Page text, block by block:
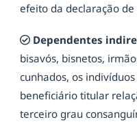
efeito da declaração
Dependentes
bisavós, bisnetos,
cunhados, os
beneficiário titular
terceiro grau